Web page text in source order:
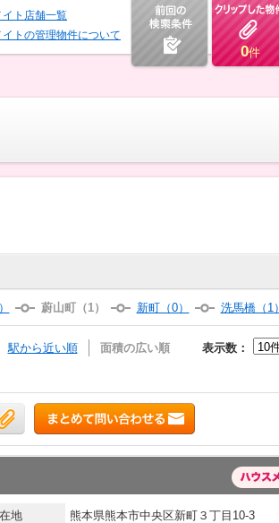
イト店舗一覧
トの管理物件について
0件
蔚山町（1） 新町（0） 洗馬橋（1）
駅から近い順 面積の広い順 表示数：
地
熊本県熊本市中央区新町３丁目10-3